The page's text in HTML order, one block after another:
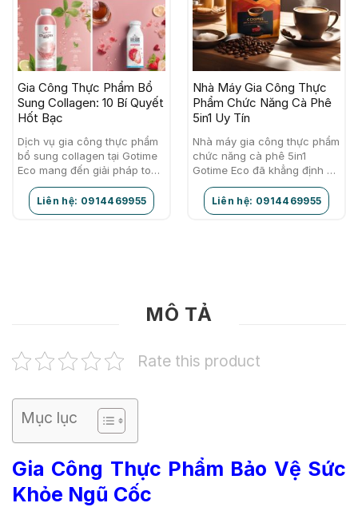
MÔ TẢ
Rate this product
Mục lục
Gia Công Thực Phẩm Bảo Vệ Sức
Khỏe Ngũ Cốc
Gia Công Thực Phẩm Bổ
Sung Collagen: 10 Bí Quyết
Hốt Bạc
Dịch vụ gia công thực phẩm
bổ sung collagen tại Gotime
Eco mang đến giải pháp toàn
diện cho các thương hiệu
mong muốn phát triển sản
phẩm…
Liên hệ: 0914469955
Nhà Máy Gia Công Thực
Phẩm Chức Năng Cà Phê
5in1 Uy Tín
Nhà máy gia công thực phẩm
chức năng cà phê 5in1
Gotime Eco đã khẳng định vị
thế của mình trong ngành
thực phẩm nhờ vào chất
lượng…
Liên hệ: 0914469955